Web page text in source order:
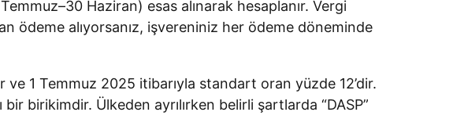
Haziran) esas alınarak hesaplanır. Vergi
ödeme alıyorsanız, işvereniniz her ödeme döneminde
ve 1 Temmuz 2025 itibarıyla standart oran yüzde 12’dir.
birikimdir. Ülkeden ayrılırken belirli şartlarda “DASP”